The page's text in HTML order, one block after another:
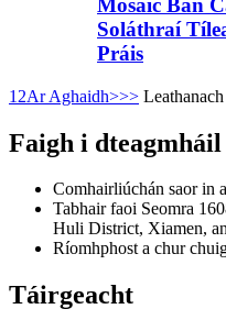
Mósáic Bán
Soláthraí
Práis
1 2Ar Aghaidh>>>
Faigh i dteagmháil
Comhairliúchán saor in
Tabhair faoi Seomra
Huli District, Xiamen,
Ríomhphost a chur
Táirgeacht